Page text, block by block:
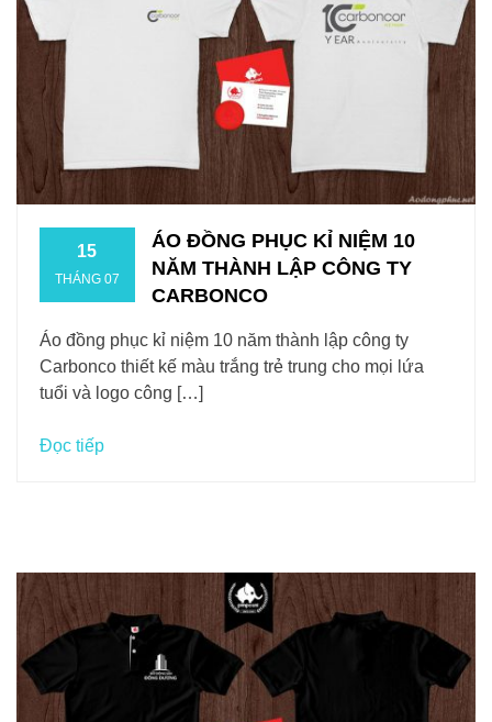
15
THÁNG 07
ÁO ĐỒNG PHỤC KỈ NIỆM 10
NĂM THÀNH LẬP CÔNG TY
CARBONCO
Áo đồng phục kỉ niệm 10 năm thành lập công ty
Carbonco thiết kế màu trắng trẻ trung cho mọi lứa
tuổi và logo công […]
Đọc tiếp